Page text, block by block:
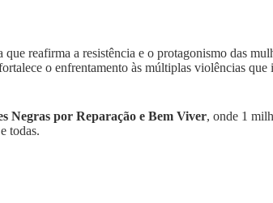
que reafirma a resistência e o protagonismo das
o enfrentamento às múltiplas violências
Negras por Reparação e Bem Viver, onde 1
todas.